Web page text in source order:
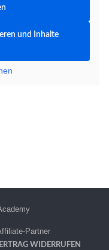
und Inhalte
Partner
WIDERRUFEN